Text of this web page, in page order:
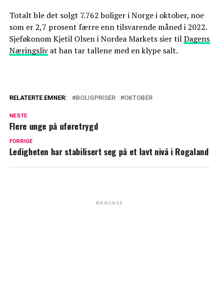
Totalt ble det solgt 7.762 boliger i Norge i oktober, noe
som er 2,7 prosent færre enn tilsvarende måned i 2022.
Sjeføkonom Kjetil Olsen i Nordea Markets sier tilDagens
Næringslivat han tar tallene med en klype salt.
RELATERTE EMNER: BOLIGPRISER OKTOBER
NESTE
Flere unge på uføretrygd
FORRIGE
Ledigheten har stabilisert seg på et lavt nivå i Rogaland
ANNONSE